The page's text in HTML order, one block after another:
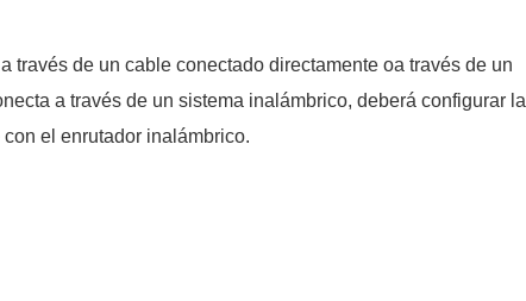
través de un cable conectado directamente oa través de un
a través de un sistema inalámbrico, deberá configurar la
el enrutador inalámbrico.